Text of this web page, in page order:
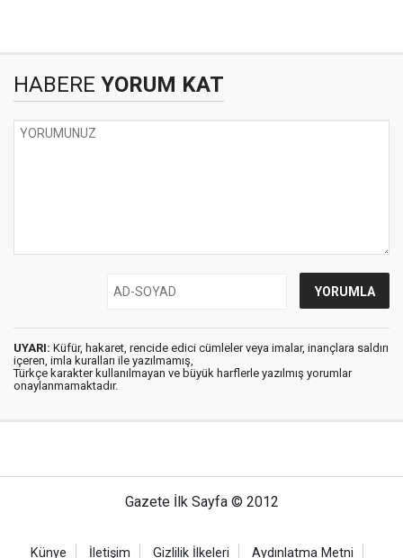
HABERE YORUM KAT
UYARI: Küfür, hakaret, rencide edici cümleler veya imalar, inançlara saldırı
içeren, imla kuralları ile yazılmamış,
Türkçe karakter kullanılmayan ve büyük harflerle yazılmış yorumlar
onaylanmamaktadır.
Gazete İlk Sayfa © 2012
Künye İletişim Gizlilik İlkeleri Aydınlatma Metni